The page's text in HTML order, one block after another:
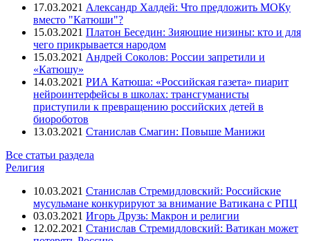
17.03.2021 Александр Халдей: Что предложить МОКу
вместо "Катюши"?
15.03.2021 Платон Беседин: Зияющие низины: кто и для
чего прикрывается народом
15.03.2021 Андрей Соколов: России запретили и
«Катюшу»
14.03.2021 РИА Катюша: «Российская газета» пиарит
нейроинтерфейсы в школах: трансгуманисты
приступили к превращению российских детей в
биороботов
13.03.2021 Станислав Смагин: Повыше Манижи
Все статьи раздела
Религия
10.03.2021 Станислав Стремидловский: Российские
мусульмане конкурируют за внимание Ватикана с РПЦ
03.03.2021 Игорь Друзь: Макрон и религии
12.02.2021 Станислав Стремидловский: Ватикан может